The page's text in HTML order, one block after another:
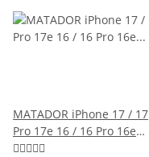
MATADOR iPhone 17 / 17
Pro 17e 16 / 16 Pro 16e
Leder-Tasche Schwarz